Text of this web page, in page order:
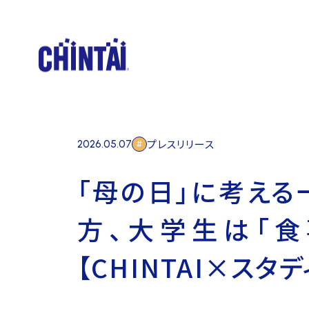
学生応援活動
メディア活動
採用情報
お問い合わせ
2026.05.07 プレスリリース
「母の日」に考え
方、大学生は「
【CHINTAI×スタデ